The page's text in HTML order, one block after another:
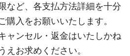
など、各支払方法詳細を十分
購入をお願いいたします。
ャンセル・返金はいたしかね
えお求めください。